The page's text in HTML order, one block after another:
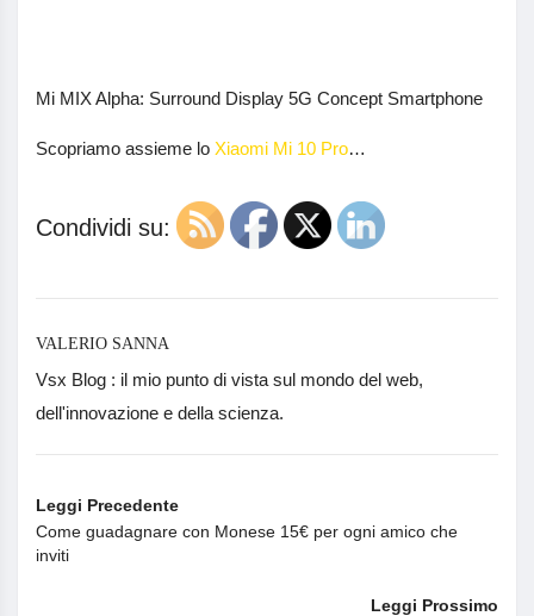
Mi MIX Alpha: Surround Display 5G Concept Smartphone
Scopriamo assieme lo Xiaomi Mi 10 Pro…
Condividi su:
VALERIO SANNA
Vsx Blog : il mio punto di vista sul mondo del web,
dell'innovazione e della scienza.
Leggi Precedente
Come guadagnare con Monese 15€ per ogni amico che
inviti
Leggi Prossimo